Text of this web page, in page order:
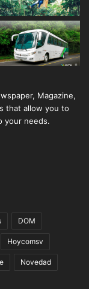
Magazine,
that allow you to
your needs.
DOM
Hoycomsv
Novedad